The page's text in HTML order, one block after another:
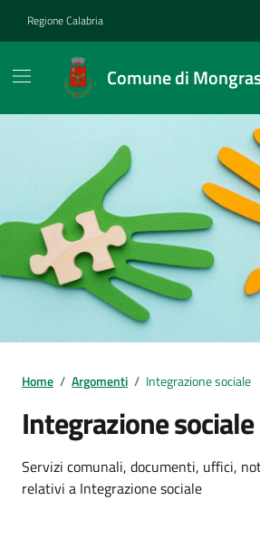
Regione Calabria
Comune di
Home / Argomenti / Integrazione sociale
Integrazione sociale
Dettagli
Servizi comunali, documenti, uffici,
relativi a Integrazione sociale